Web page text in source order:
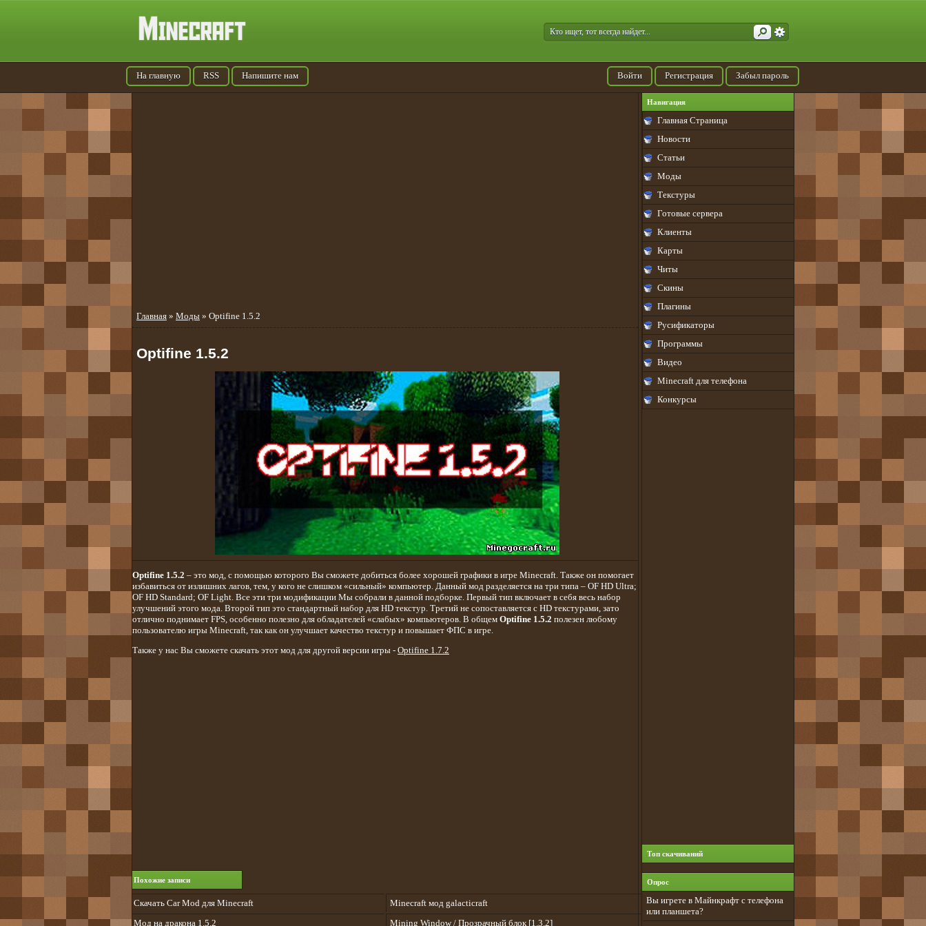
Войти Регистрация Забыл пароль
На главную RSS Напишите нам
Навигация
Главная Страница
Новости
Статьи
Моды
Текстуры
Готовые сервера
Клиенты
Карты
Читы
Скины
Плагины
Русификаторы
Программы
Видео
Minecraft для телефона
Конкурсы
Топ скачиваний
Опрос
Вы игрете в Майнкрафт с телефона
или планшета?
Главная » Моды » Optifine 1.5.2
Optifine 1.5.2
Optifine 1.5.2 – это мод, с помощью которого Вы сможете добиться более хорошей графики в игре Minecraft. Также он помогает
избавиться от излишних лагов, тем, у кого не слишком «сильный» компьютер. Данный мод разделяется на три типа – OF HD Ultra;
OF HD Standard; OF Light. Все эти три модификации Мы собрали в данной подборке. Первый тип включает в себя весь набор
улучшений этого мода. Второй тип это стандартный набор для HD текстур. Третий не сопоставляется с HD текстурами, зато
отлично поднимает FPS, особенно полезно для обладателей «слабых» компьютеров. В общем Optifine 1.5.2 полезен любому
пользователю игры Minecraft, так как он улучшает качество текстур и повышает ФПС в игре.
Также у нас Вы сможете скачать этот мод для другой версии игры - Optifine 1.7.2
Похожие записи
Скачать Car Mod для Minecraft
Minecraft мод galacticraft
Мод на дракона 1.5.2
Mining Window / Прозрачный блок [1.3.2]